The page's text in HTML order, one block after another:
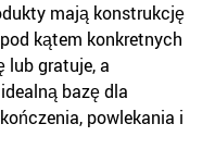
mają konstrukcję
kątem konkretnych
lub gratuje, a
bazę dla
powlekania i